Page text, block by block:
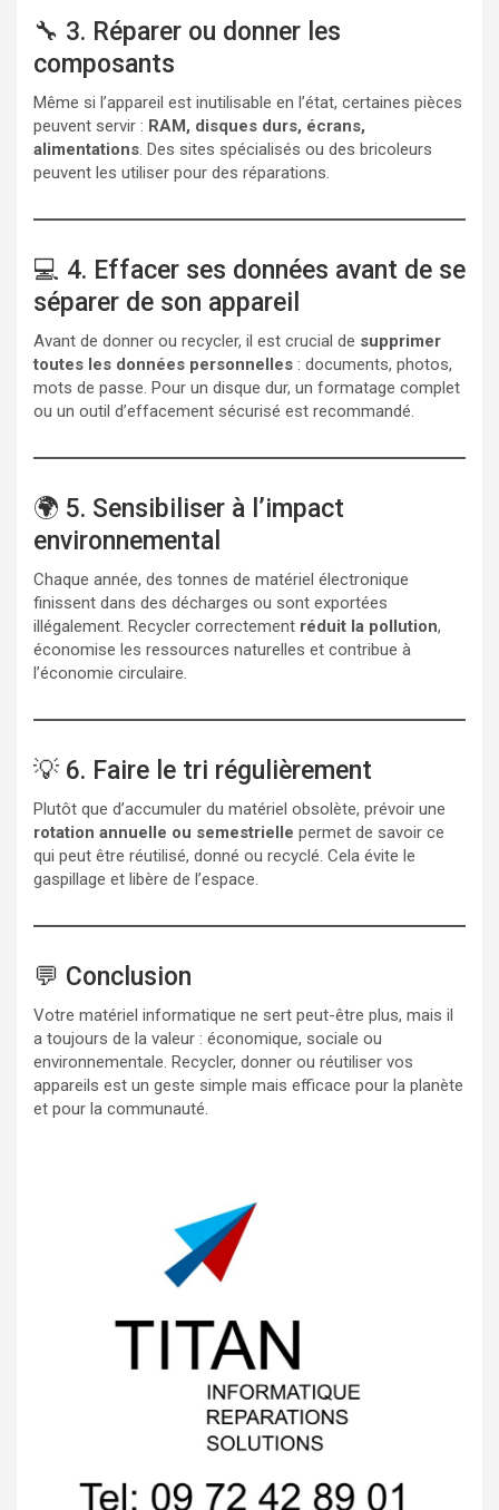
🔧 3. Réparer ou donner les
composants
Même si l’appareil est inutilisable en l’état, certaines pièces
peuvent servir : RAM, disques durs, écrans,
alimentations. Des sites spécialisés ou des bricoleurs
peuvent les utiliser pour des réparations.
💻 4. Effacer ses données avant de se
séparer de son appareil
Avant de donner ou recycler, il est crucial de supprimer
toutes les données personnelles : documents, photos,
mots de passe. Pour un disque dur, un formatage complet
ou un outil d’effacement sécurisé est recommandé.
🌍 5. Sensibiliser à l’impact
environnemental
Chaque année, des tonnes de matériel électronique
finissent dans des décharges ou sont exportées
illégalement. Recycler correctement réduit la pollution,
économise les ressources naturelles et contribue à
l’économie circulaire.
💡 6. Faire le tri régulièrement
Plutôt que d’accumuler du matériel obsolète, prévoir une
rotation annuelle ou semestrielle permet de savoir ce
qui peut être réutilisé, donné ou recyclé. Cela évite le
gaspillage et libère de l’espace.
💬 Conclusion
Votre matériel informatique ne sert peut-être plus, mais il
a toujours de la valeur : économique, sociale ou
environnementale. Recycler, donner ou réutiliser vos
appareils est un geste simple mais efficace pour la planète
et pour la communauté.